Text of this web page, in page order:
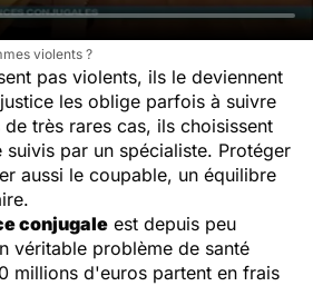
violents ?
pas violents, ils le deviennent
les oblige parfois à suivre
très rares cas, ils choisissent
par un spécialiste. Protéger
aussi le coupable, un équilibre
conjugale est depuis peu
véritable problème de santé
millions d'euros partent en frais